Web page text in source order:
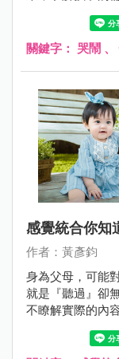
避免孩子亂哭鬧
關鍵字： 哭鬧 、
感覺統合你知
作者：黃彥鈞
身為父母，可能
就是『聽過』卻
不瞭解實際的內